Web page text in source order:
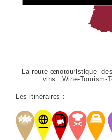
La route œnotouristique
vins : Wine-Tourism-
Les itinéraires :